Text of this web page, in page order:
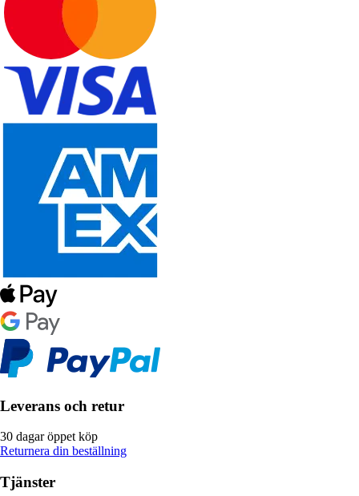
Leverans och retur
30 dagar öppet köp
Returnera din beställning
Tjänster